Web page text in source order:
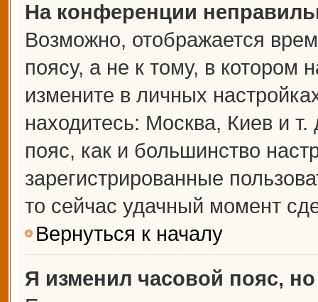
На конференции
Возможно, отображается
поясу, а не к тому, в котором
измените в личных
находитесь: Москва, Киев и
пояс, как и большинство
зарегистрированные
то сейчас удачный момент
Вернуться к началу
Я изменил часовой пояс,